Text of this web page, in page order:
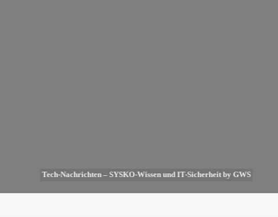
Tech-Nachrichten – SYSKO-Wissen und IT-Sicherheit by GWS